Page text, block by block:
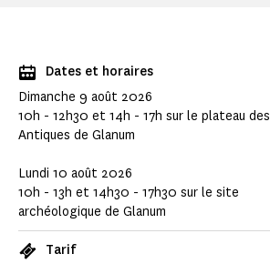
Dates et horaires
Dimanche 9 août 2026
10h - 12h30 et 14h - 17h sur le plateau des
Antiques de Glanum
Lundi 10 août 2026
10h - 13h et 14h30 - 17h30 sur le site
archéologique de Glanum
Tarif